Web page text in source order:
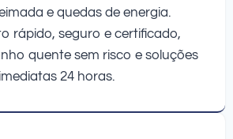
e quedas de energia.
rápido, seguro e certificado,
quente sem risco e soluções
imediatas 24 horas.